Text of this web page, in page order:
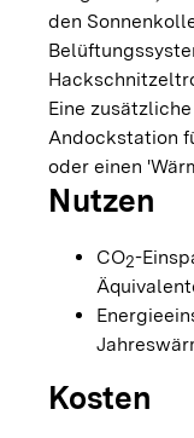
den
Eine
Andockstation
oder einen
Nutzen
CO2-
Kosten